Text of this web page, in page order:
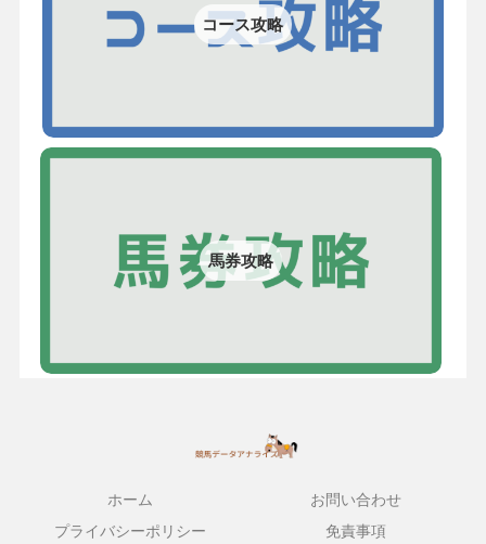
コース攻略
馬券攻略
ホーム
お問い合わせ
プライバシーポリシー
免責事項